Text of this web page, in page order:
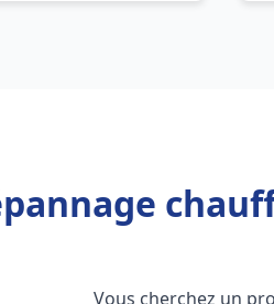
Vous cherchez un